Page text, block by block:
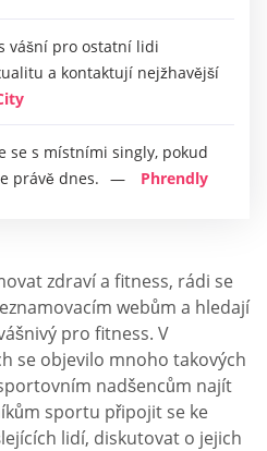
vášní pro ostatní lidi
a kontaktují nejžhavější
se s místními singly, pokud
právě dnes.
Phrendly
zdraví a fitness, rádi se
webům a hledají
pro fitness. V
se objevilo mnoho takových
nadšencům najít
sportu připojit se ke
lidí, diskutovat o jejich